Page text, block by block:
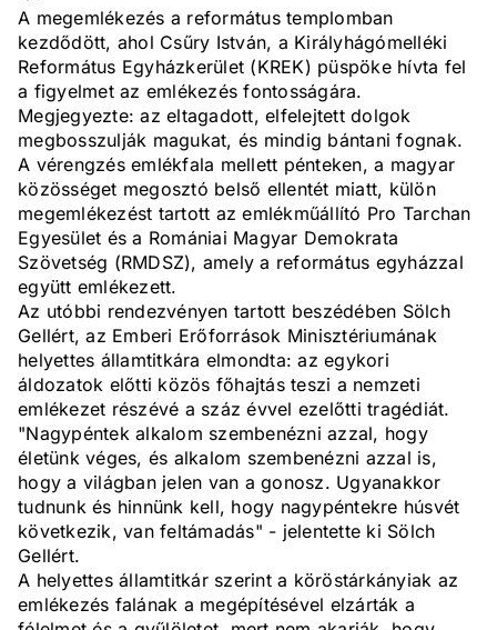
A megemlékezés a református templomban
kezdődött, ahol Csűry István, a Királyhágómelléki
Református Egyházkerület (KREK) püspöke hívta fel
a figyelmet az emlékezés fontosságára.
Megjegyezte: az eltagadott, elfelejtett dolgok
megbosszulják magukat, és mindig bántani fognak.
A vérengzés emlékfala mellett pénteken, a magyar
közösséget megosztó belső ellentét miatt, külön
megemlékezést tartott az emlékműállító Pro Tarchan
Egyesület és a Romániai Magyar Demokrata
Szövetség (RMDSZ), amely a református egyházzal
együtt emlékezett.
Az utóbbi rendezvényen tartott beszédében Sölch
Gellért, az Emberi Erőforrások Minisztériumának
helyettes államtitkára elmondta: az egykori
áldozatok előtti közös főhajtás teszi a nemzeti
emlékezet részévé a száz évvel ezelőtti tragédiát.
"Nagypéntek alkalom szembenézni azzal, hogy
életünk véges, és alkalom szembenézni azzal is,
hogy a világban jelen van a gonosz. Ugyanakkor
tudnunk és hinnünk kell, hogy nagypéntekre húsvét
következik, van feltámadás" - jelentette ki Sölch
Gellért.
A helyettes államtitkár szerint a köröstárkányiak az
emlékezés falának a megépítésével elzárták a